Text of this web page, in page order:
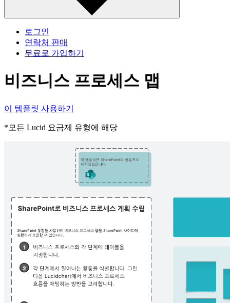
로그인
연락처 판매
무료로 가입하기
비즈니스 프로세스 맵
이 템플릿 사용하기
*모든 Lucid 요금제 유형에 해당